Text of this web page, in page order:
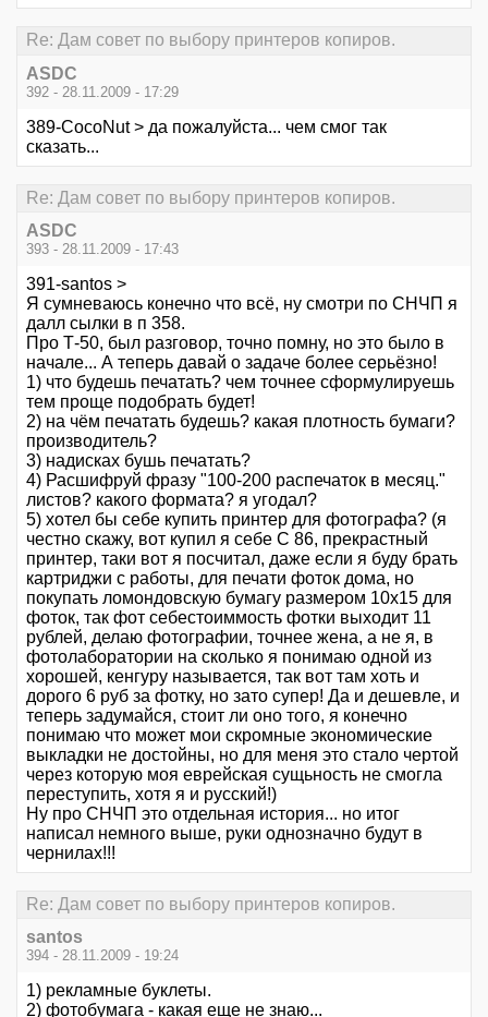
Re: Дам совет по выбору принтеров копиров.
ASDC
392 - 28.11.2009 - 17:29
389-CocoNut > да пожалуйста... чем смог так
сказать...
Re: Дам совет по выбору принтеров копиров.
ASDC
393 - 28.11.2009 - 17:43
391-santos >
Я сумневаюсь конечно что всё, ну смотри по СНЧП я
далл сылки в п 358.
Про Т-50, был разговор, точно помну, но это было в
начале... А теперь давай о задаче более серьёзно!
1) что будешь печатать? чем точнее сформулируешь
тем проще подобрать будет!
2) на чём печатать будешь? какая плотность бумаги?
производитель?
3) надисках бушь печатать?
4) Расшифруй фразу "100-200 распечаток в месяц."
листов? какого формата? я угодал?
5) хотел бы себе купить принтер для фотографа? (я
честно скажу, вот купил я себе С 86, прекрастный
принтер, таки вот я посчитал, даже если я буду брать
картриджи с работы, для печати фоток дома, но
покупать ломондовскую бумагу размером 10х15 для
фоток, так фот себестоиммость фотки выходит 11
рублей, делаю фотографии, точнее жена, а не я, в
фотолаборатории на сколько я понимаю одной из
хорошей, кенгуру называется, так вот там хоть и
дорого 6 руб за фотку, но зато супер! Да и дешевле, и
теперь задумайся, стоит ли оно того, я конечно
понимаю что может мои скромные экономические
выкладки не достойны, но для меня это стало чертой
через которую моя еврейская сущьность не смогла
переступить, хотя я и русский!)
Ну про СНЧП это отдельная история... но итог
написал немного выше, руки однозначно будут в
чернилах!!!
Re: Дам совет по выбору принтеров копиров.
santos
394 - 28.11.2009 - 19:24
1) рекламные буклеты.
2) фотобумага - какая еще не знаю...